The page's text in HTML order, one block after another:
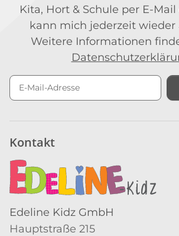
Kita, Hort & Schule per E-
kann mich jederzeit wieder
Weitere Informationen
Kontakt
Edeline Kidz GmbH
Hauptstraße 215